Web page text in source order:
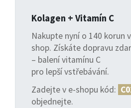
Kolagen + Vitamín C
Nakupte nyní o 140 korun
shop. Získáte dopravu
– balení vitamínu C
pro lepší vstřebávání.
Zadejte v e-shopu kód:
objednejte.